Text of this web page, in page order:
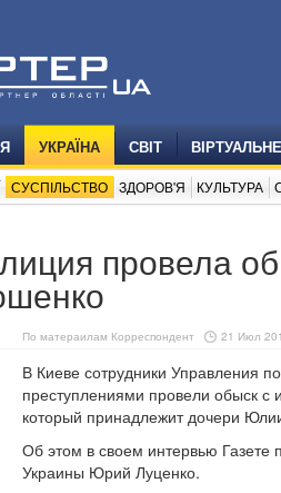
УКРАЇНА СВІТ
СУСПІЛЬСТВО ЗДОРОВ'Я КУЛЬТУРА
провела
По матераилам Корреспондент 21 Июл
В Киеве сотрудники Управления
преступлениями провели обыск с
который принадлежит дочери
Об этом в своем интервью Газете
Украины Юрий Луценко.